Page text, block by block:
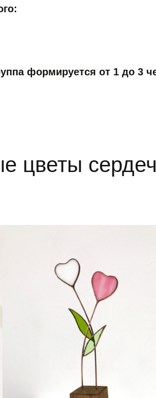
формируется от 1 до 3
цветы